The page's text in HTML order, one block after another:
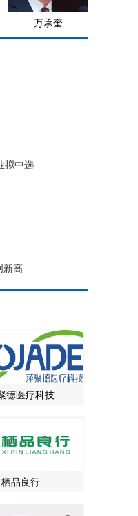
万承奎
拟中选
新高
德医疗科技
栖品良行